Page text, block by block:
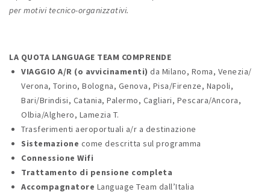
per motivi tecnico-organizzativi.
LA QUOTA LANGUAGE TEAM COMPRENDE
VIAGGIO A/R (o avvicinamenti) da Milano, Roma, Venezia/
Verona, Torino, Bologna, Genova, Pisa/Firenze, Napoli,
Bari/Brindisi, Catania, Palermo, Cagliari, Pescara/Ancora,
Olbia/Alghero, Lamezia T.
Trasferimenti aeroportuali a/r a destinazione
Sistemazione come descritta sul programma
Connessione Wifi
Trattamento di pensione completa
Accompagnatore Language Team dall’Italia